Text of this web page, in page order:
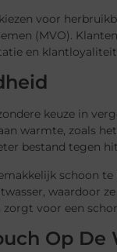
voor
(MVO).
en
keuze in
warmte, zoals
bestand tegen
schoon
waardoor
voor een
Op De